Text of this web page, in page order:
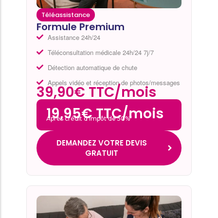
Téléassistance
Formule Premium
Assistance 24h/24
Téléconsultation médicale 24h/24 7j/7
Détection automatique de chute
Appels vidéo et réception de photos/messages
39,90€ TTC/mois
19,95€ TTC/mois
Après crédit d’impôt de 50%*
DEMANDEZ VOTRE DEVIS
GRATUIT